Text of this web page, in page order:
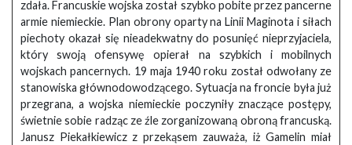
zdała. Francuskie wojska został szybko pobite przez pancerne
armie niemieckie. Plan obrony oparty na Linii Maginota i siłach
piechoty okazał się nieadekwatny do posunięć nieprzyjaciela,
który swoją ofensywę opierał na szybkich i mobilnych
wojskach pancernych. 19 maja 1940 roku został odwołany ze
stanowiska głównodowodzącego. Sytuacja na froncie była już
przegrana, a wojska niemieckie poczyniły znaczące postępy,
świetnie sobie radząc ze źle zorganizowaną obroną francuską.
Janusz Piekałkiewicz z przekąsem zauważa, iż Gamelin miał